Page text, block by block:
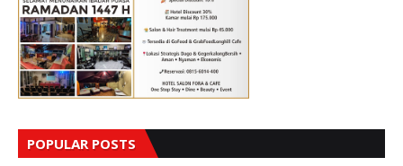
POPULAR POSTS